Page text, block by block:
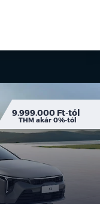
9.999.000 Ft-tól
THM akár 0%-tól